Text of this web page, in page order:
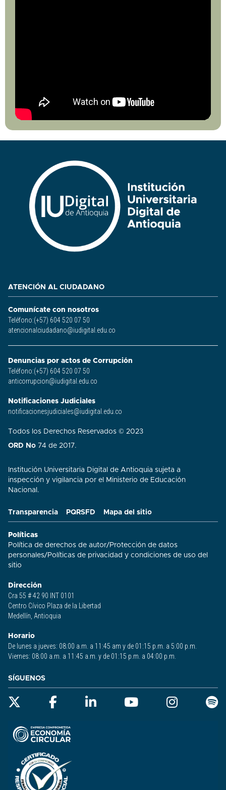
Transparencia PQRSFD Mapa del sitio
Políticas
Política de derechos de autor/ Protección de datos
personales/ Políticas de privacidad y condiciones de uso del
sitio​
Dirección
Cra 55 # 42 90 INT 0101
Centro Cívico Plaza de la Libertad
Medellín, Antioquia
Horario
De lunes a jueves: 08:00 a.m. a 11:45 am y de 01:15 p.m. a 5:00 p.m.
Viernes: 08:00 a.m. a 11:45 a.m. y de 01:15 p.m. a 04:00 p.m.
ATENCIÓN AL CIUDADANO
Comunícate con nosotros
Teléfono:(+57) 604 520 07 50
atencionalciudadano@iudigital.edu.co
Denuncias por actos de Corrupción
Teléfono:(+57) 604 520 07 50
anticorrupcion@iudigital.edu.co
Notificaciones Judiciales
notificacionesjudiciales@iudigital.edu.co
Todos los Derechos Reservados © 2023
ORD No 74 de 2017.
Institución Universitaria Digital de Antioquia sujeta a
inspección y vigilancia por el Ministerio de Educación
Nacional.
SÍGUENOS